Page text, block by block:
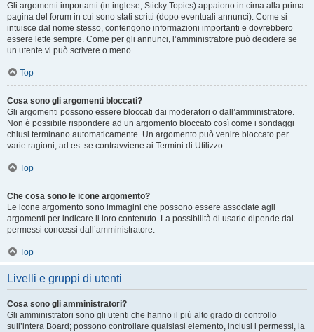
Gli argomenti importanti (in inglese, Sticky Topics) appaiono in cima alla prima
pagina del forum in cui sono stati scritti (dopo eventuali annunci). Come si
intuisce dal nome stesso, contengono informazioni importanti e dovrebbero
essere lette sempre. Come per gli annunci, l’amministratore può decidere se
un utente vi può scrivere o meno.
Top
Cosa sono gli argomenti bloccati?
Gli argomenti possono essere bloccati dai moderatori o dall’amministratore.
Non è possibile rispondere ad un argomento bloccato così come i sondaggi
chiusi terminano automaticamente. Un argomento può venire bloccato per
varie ragioni, ad es. se contravviene ai Termini di Utilizzo.
Top
Che cosa sono le icone argomento?
Le icone argomento sono immagini che possono essere associate agli
argomenti per indicare il loro contenuto. La possibilità di usarle dipende dai
permessi concessi dall’amministratore.
Top
Livelli e gruppi di utenti
Cosa sono gli amministratori?
Gli amministratori sono gli utenti che hanno il più alto grado di controllo
sull’intera Board; possono controllare qualsiasi elemento, inclusi i permessi, la